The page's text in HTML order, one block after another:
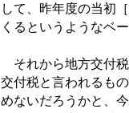
して、昨年度の当初
くるというようなベ
それから地方交付税
交付税と言われるも
めないだろうかと、